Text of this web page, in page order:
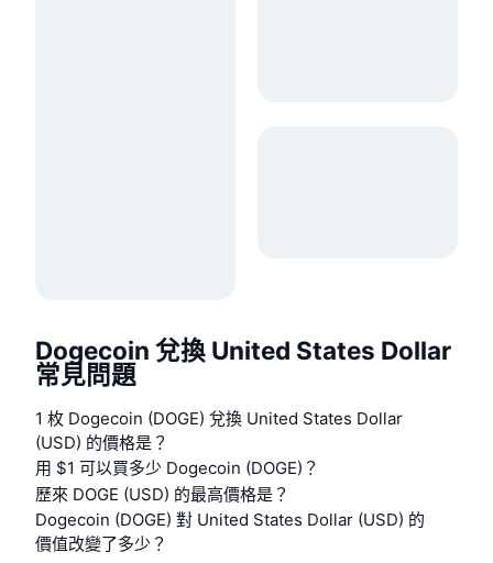
Dogecoin 兌換 United States Dollar
常見問題
1 枚 Dogecoin (DOGE) 兌換 United States Dollar
(USD) 的價格是？
用 $1 可以買多少 Dogecoin (DOGE)？
歷來 DOGE (USD) 的最高價格是？
Dogecoin (DOGE) 對 United States Dollar (USD) 的
價值改變了多少？